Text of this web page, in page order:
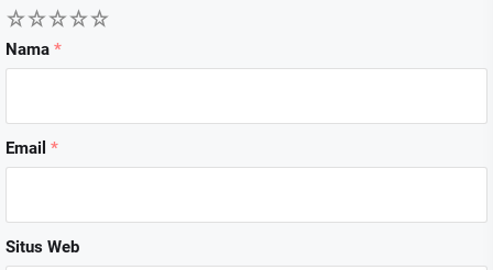
5
4
3
2
Nama *
Email *
Situs Web